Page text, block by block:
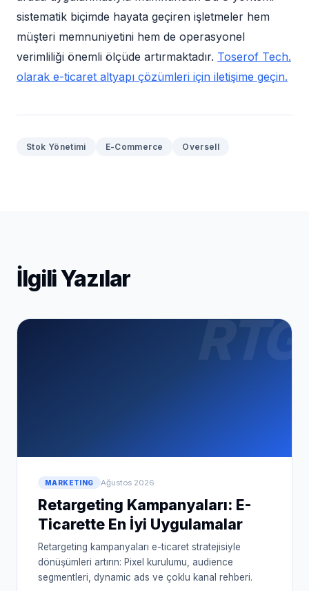
sistematik biçimde hayata geçiren işletmeler hem
müşteri memnuniyetini hem de operasyonel
verimliliği önemli ölçüde artırmaktadır. Toserof Tech.
olarak e-ticaret altyapı çözümleri için iletişime geçin.
Stok Yönetimi E-Commerce Oversell
İlgili Yazılar
RTG
MARKETING Ağustos 2026
Retargeting Kampanyaları: E-
Ticarette En İyi Uygulamalar
Retargeting kampanyaları e-ticaret stratejisiyle
dönüşümleri artırın: Pixel kurulumu, audience
segmentleri, dynamic ads ve çoklu kanal rehberi.